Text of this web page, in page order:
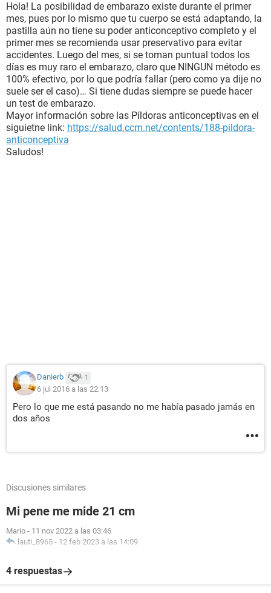
Hola! La posibilidad de embarazo existe durante el primer
mes, pues por lo mismo que tu cuerpo se está adaptando, la
pastilla aún no tiene su poder anticonceptivo completo y el
primer mes se recomienda usar preservativo para evitar
accidentes. Luego del mes, si se toman puntual todos los
días es muy raro el embarazo, claro que NINGUN método es
100% efectivo, por lo que podría fallar (pero como ya dije no
suele ser el caso)… Si tiene dudas siempre se puede hacer
un test de embarazo.
Mayor información sobre las Píldoras anticonceptivas en el
siguietne link: https://salud.ccm.net/contents/188-pildora-
anticonceptiva
Saludos!
Danierb 1
6 jul 2016 a las 22:13
Pero lo que me está pasando no me había pasado jamás en
dos años
Discusiones similares
Mi pene me mide 21 cm
Mario - 11 nov 2022 a las 03:46
lauti_8965 - 12 feb 2023 a las 14:09
4 respuestas